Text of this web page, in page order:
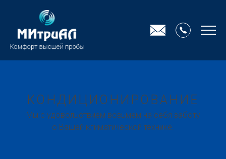
КОНДИЦИОНИРОВАНИЕ
Мы с удовольствием возьмём на себя заботу
о Вашей климатической технике.